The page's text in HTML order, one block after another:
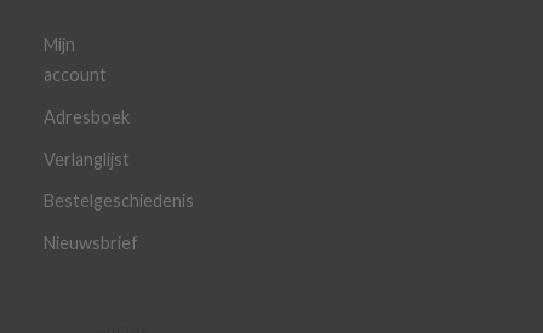
Mijn
account
Adresboek
Verlanglijst
Bestelgeschiedenis
Nieuwsbrief